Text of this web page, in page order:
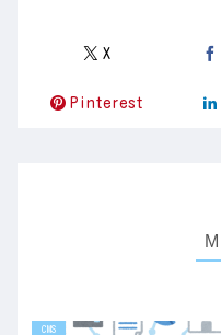
X
Pinterest
CMS